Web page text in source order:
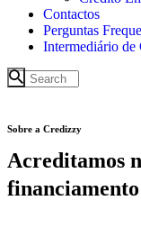
Contactos
Perguntas
Intermediário de
Sobre a Credizzy
Acreditamos